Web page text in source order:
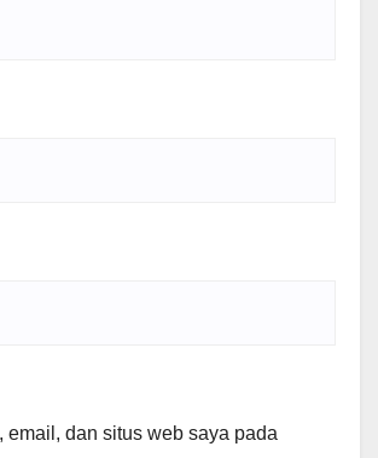
email, dan situs web saya pada